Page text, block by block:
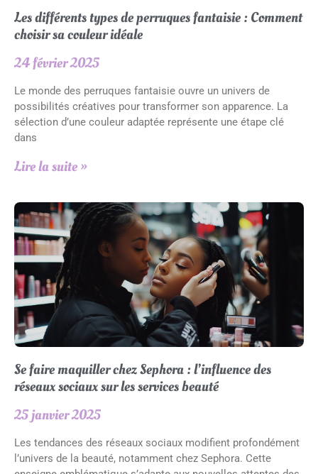
Les différents types de perruques fantaisie : Comment
choisir sa couleur idéale
24 février 2025
Le monde des perruques fantaisie ouvre un univers de
possibilités créatives pour transformer son apparence. La
sélection d’une couleur adaptée représente une étape clé
dans
Lire la suite »
Se faire maquiller chez Sephora : l’influence des
réseaux sociaux sur les services beauté
25 janvier 2025
Les tendances des réseaux sociaux modifient profondément
l’univers de la beauté, notamment chez Sephora. Cette